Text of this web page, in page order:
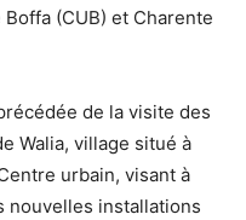
(CUB) et Charente
de la visite des
Walia, village situé à
urbain, visant à
nouvelles installations